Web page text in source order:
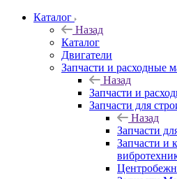
Каталог
Назад
Каталог
Двигатели
Запчасти и расходные
Назад
Запчасти и
Запчасти для
Назад
Запчасти
Запчасти и